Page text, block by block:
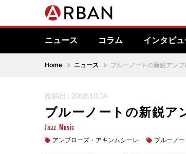
ニュース コラム インタビュ
Home ニュース ブルーノートの新鋭アン
投稿日 : 2018.10.04
ブルーノートの新鋭ア
Jazz Music
アンブローズ・アキンムシーレ ブルーノ